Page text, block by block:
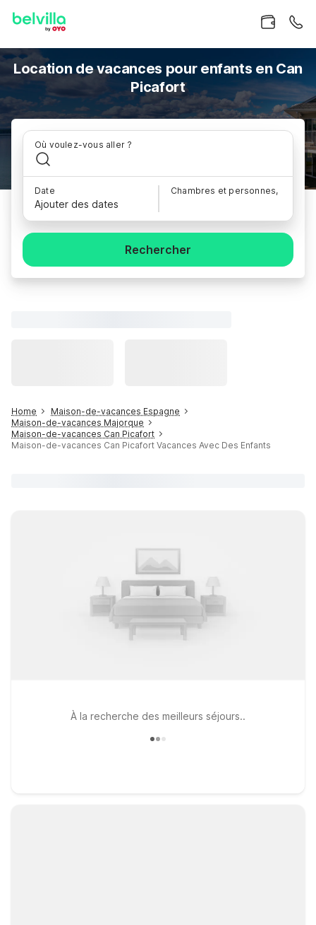
Location de vacances pour enfants en Can
Picafort
Où voulez-vous aller ?
Date
Ajouter des dates
Chambres et personnes,
Rechercher
Home
Maison-de-vacances Espagne
Maison-de-vacances Majorque
Maison-de-vacances Can Picafort
Maison-de-vacances Can Picafort Vacances Avec Des Enfants
À la recherche des meilleurs séjours..